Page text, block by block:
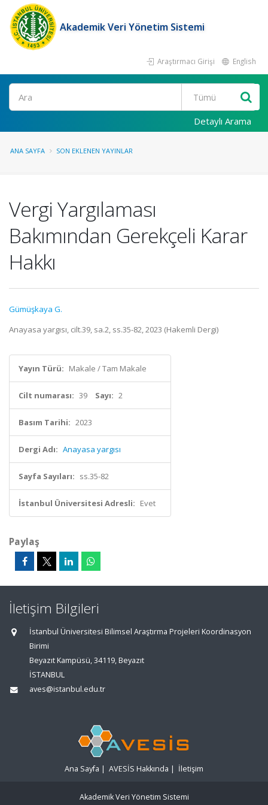
Akademik Veri Yönetim Sistemi
Araştırmacı Girişi English
Ara
Detaylı Arama
ANA SAYFA SON EKLENEN YAYINLAR
Vergi Yargılaması
Bakımından Gerekçeli Karar
Hakkı
Gümüşkaya G.
Anayasa yargısı, cilt.39, sa.2, ss.35-82, 2023 (Hakemli Dergi)
Yayın Türü: Makale / Tam Makale
Cilt numarası: 39 Sayı: 2
Basım Tarihi: 2023
Dergi Adı: Anayasa yargısı
Sayfa Sayıları: ss.35-82
İstanbul Üniversitesi Adresli: Evet
Paylaş
İletişim Bilgileri
İstanbul Üniversitesi Bilimsel Araştırma Projeleri Koordinasyon
Birimi
Beyazıt Kampüsü, 34119, Beyazıt
İSTANBUL
aves@istanbul.edu.tr
Ana Sayfa | AVESİS Hakkında | İletişim
Akademik Veri Yönetim Sistemi